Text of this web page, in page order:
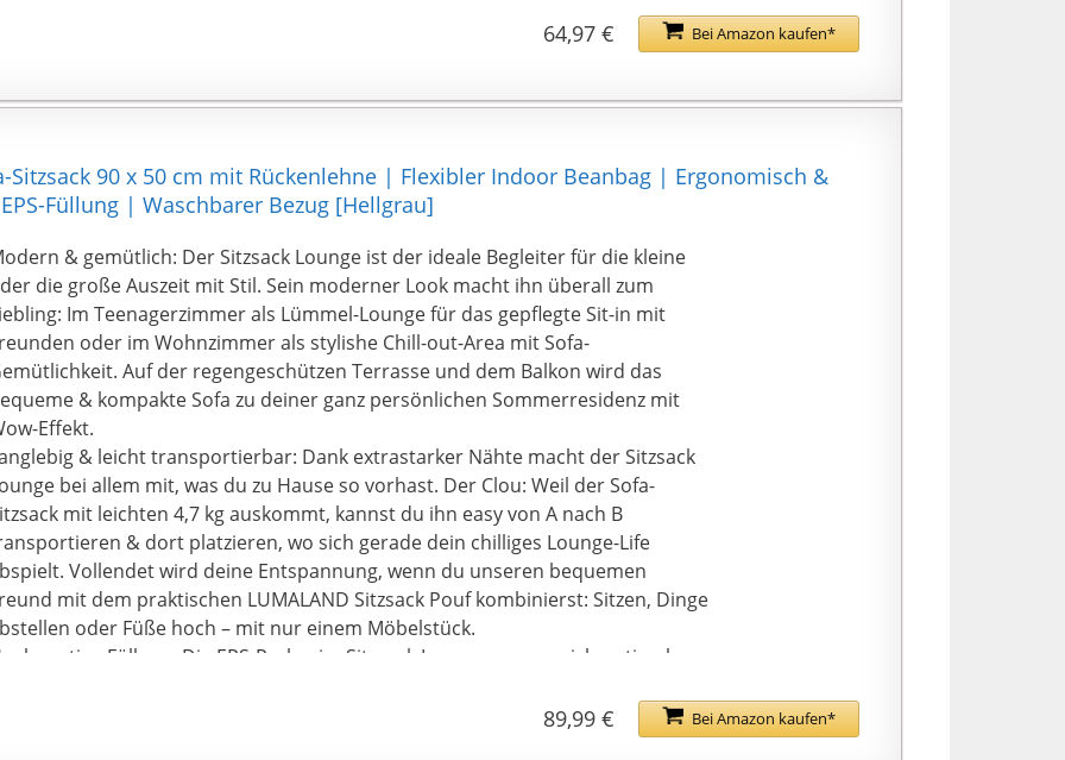
Füllung aus Großbritannien: Wir beziehen unsere feuerhemmenden Polystyrol-
Zügen, ohne Kompromisse bei Komfort und Design einzugehen. Unsere
und hergestellt in Großbritannien: Hier bei Game Over haben wir ein
den Game Over 8-Bit Kinder-Gaming-Sitzsack zu produzieren. Geeignet für
aller Niveaus und Filmliebhaber.
Bei Amazon kaufen*
64,97 €
Sitzsack 90 x 50 cm mit Rückenlehne | Flexibler Indoor Beanbag | Ergonomisch &
Füllung | Waschbarer Bezug [Hellgrau]
& gemütlich: Der Sitzsack Lounge ist der ideale Begleiter für die kleine
die große Auszeit mit Stil. Sein moderner Look macht ihn überall zum
Im Teenagerzimmer als Lümmel-Lounge für das gepflegte Sit-in mit
oder im Wohnzimmer als stylishe Chill-out-Area mit Sofa-
Auf der regengeschützen Terrasse und dem Balkon wird das
& kompakte Sofa zu deiner ganz persönlichen Sommerresidenz mit
Effekt.
& leicht transportierbar: Dank extrastarker Nähte macht der Sitzsack
bei allem mit, was du zu Hause so vorhast. Der Clou: Weil der Sofa-
mit leichten 4,7 kg auskommt, kannst du ihn easy von A nach B
& dort platzieren, wo sich gerade dein chilliges Lounge-Life
Vollendet wird deine Entspannung, wenn du unseren bequemen
mit dem praktischen LUMALAND Sitzsack Pouf kombinierst: Sitzen, Dinge
oder Füße hoch – mit nur einem Möbelstück.
Füllung: Die EPS-Perlen im Sitzsack Lounge passen sich optimal
{67dd2d6e1e9c95f683fa24776179cfe7824fdbbfdefd33594e321244b560d8e0} aus
Bei Amazon kaufen*
89,99 €